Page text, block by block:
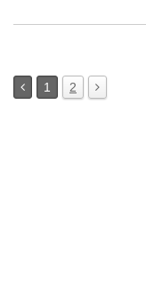
1 2